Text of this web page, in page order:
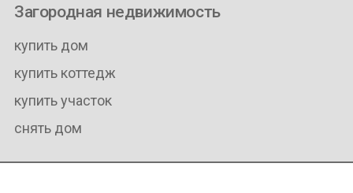
Загородная недвижимость
купить дом
купить коттедж
купить участок
снять дом